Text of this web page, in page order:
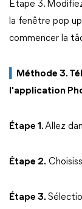
Étape 3.
la fenêtre pop
commencer la
Méthode 3.
l'application
Étape 1.Allez
Étape 2.
Étape 3.